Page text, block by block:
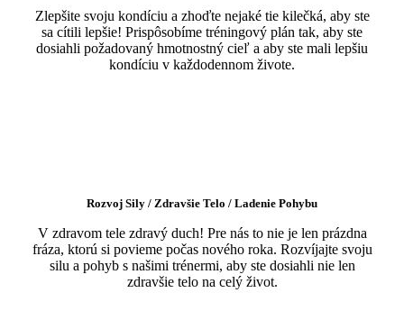
Zlepšite svoju kondíciu a zhoďte nejaké tie kilečká, aby ste
sa cítili lepšie! Prispôsobíme tréningový plán tak, aby ste
dosiahli požadovaný hmotnostný cieľ a aby ste mali lepšiu
kondíciu v každodennom živote.
Rozvoj Sily / Zdravšie Telo / Ladenie Pohybu
V zdravom tele zdravý duch! Pre nás to nie je len prázdna
fráza, ktorú si povieme počas nového roka. Rozvíjajte svoju
silu a pohyb s našimi trénermi, aby ste dosiahli nie len
zdravšie telo na celý život.